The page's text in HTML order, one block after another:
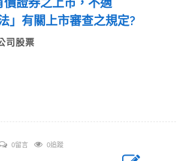
價證券之上市，不適
」有關上市審查之規定?
司股票
0留言 0追蹤